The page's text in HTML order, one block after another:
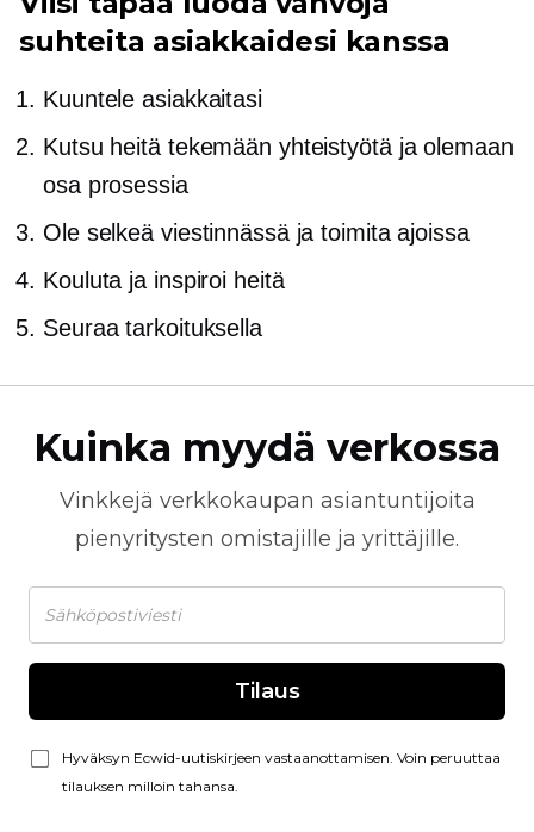
suhteita asiakkaidesi kanssa
Kuuntele asiakkaitasi
Kutsu heitä tekemään yhteistyötä ja olemaan
osa prosessia
Ole selkeä viestinnässä ja toimita ajoissa
Kouluta ja inspiroi heitä
Seuraa tarkoituksella
Kuinka myydä verkossa
Vinkkejä verkkokaupan asiantuntijoita
pienyritysten omistajille ja yrittäjille.
Tilaus
Hyväksyn Ecwid-uutiskirjeen vastaanottamisen. Voin peruuttaa
tilauksen milloin tahansa.